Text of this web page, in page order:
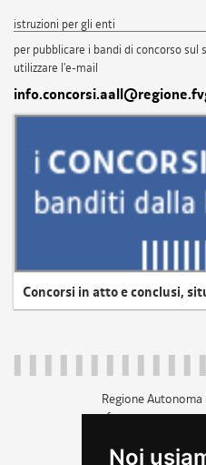
Noi
istruzioni per gli enti
per pubblicare i bandi di concorso
utilizzare l'e-mail
Concorsi in atto e conclusi,
Regione Autonoma
c.f. 80014930327;
+39 040